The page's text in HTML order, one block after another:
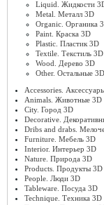
Liquid. Жидкости
Metal. Металл 3D
Organic. Органика
Paint. Краска 3D
Plastic. Пластик 3D
Textile. Текстиль 3D
Wood. Дерево 3D
Other. Остальные 3D
Accessories.
Animals. Животные 3D
City. Город 3D
Decorative.
Dribs and drabs.
Furniture. Мебель 3D
Interior. Интерьер 3D
Nature. Природа 3D
Products. Продукты 3D
People. Люди 3D
Tableware. Посуда 3D
Technique. Техника 3D